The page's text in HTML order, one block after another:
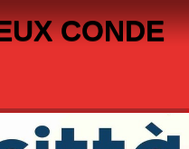
CONDE